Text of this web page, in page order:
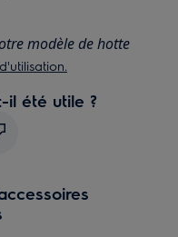
modèle de hotte
il été utile ?